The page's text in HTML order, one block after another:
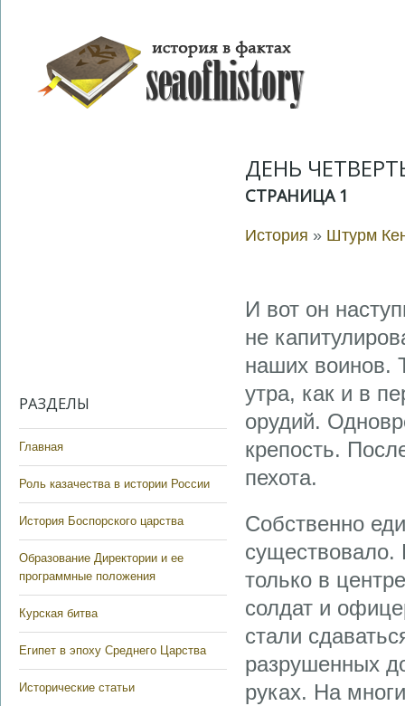
РАЗДЕЛЫ
Главная
Роль казачества в истории России
История Боспорского царства
Образование Директории и ее
программные положения
Курская битва
Египет в эпоху Среднего Царства
Исторические статьи
ДЕНЬ
СТРАНИЦА 1
История » Штурм
И вот он
не
на­ших воинов.
утра, как и в
орудий.
крепость.
пехота.
Собственно
существовало.
только в
солдат и
стали
разрушенных
руках. На